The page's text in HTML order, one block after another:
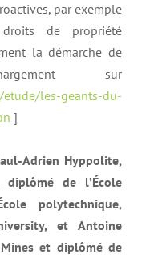
par exemple
droits de propriété
la démarche de
sur
les-geants-du-
]
Adrien Hyppolite,
de l’École
polytechnique,
et Antoine
et diplômé de